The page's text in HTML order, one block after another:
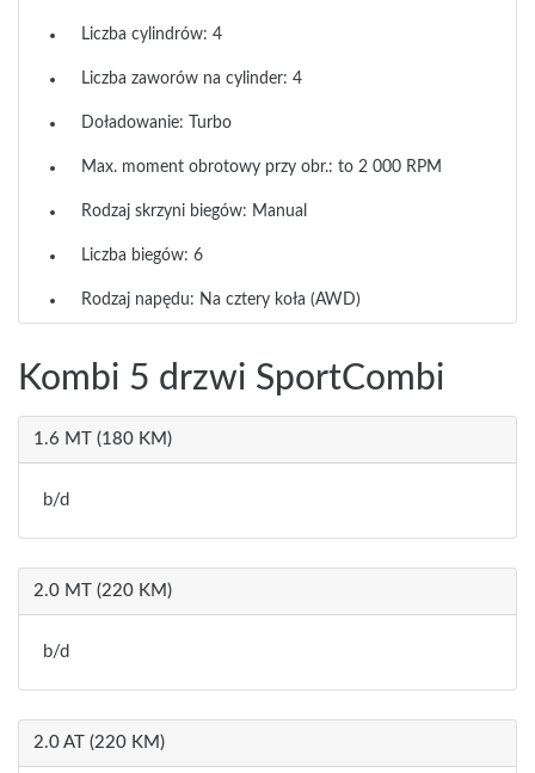
Liczba cylindrów: 4
Liczba zaworów na cylinder: 4
Doładowanie: Turbo
Max. moment obrotowy przy obr.: to 2 000 RPM
Rodzaj skrzyni biegów: Manual
Liczba biegów: 6
Rodzaj napędu: Na cztery koła (AWD)
Kombi 5 drzwi SportCombi
1.6 MT (180 KM)
b/d
2.0 MT (220 KM)
b/d
2.0 AT (220 KM)